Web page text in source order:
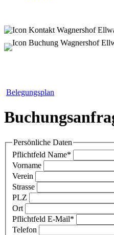
Belegungsplan
Persönliche Daten
Pflichtfeld Name*
Vorname
Verein
Strasse
PLZ
Ort
Pflichtfeld E-Mail*
Telefon